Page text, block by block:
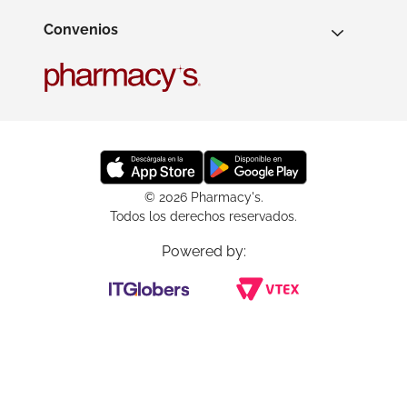
Convenios
© 2026 Pharmacy's.
Todos los derechos reservados.
Powered by: